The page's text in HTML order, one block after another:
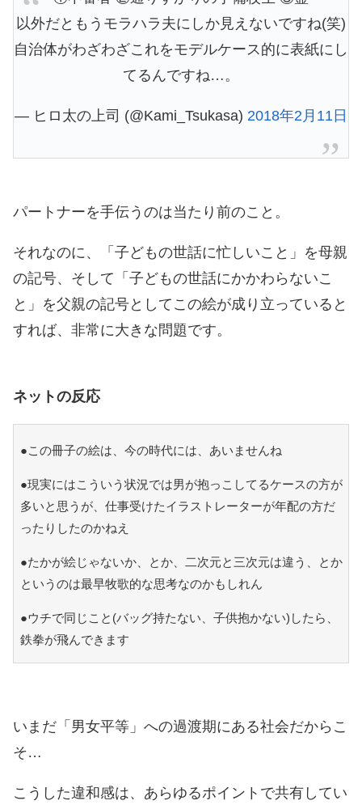
以外だともうモラハラ夫にしか見えないですね(笑)
自治体がわざわざこれをモデルケース的に表紙にし
てるんですね…。
— ヒロ太の上司 (@Kami_Tsukasa) 2018年2月11日
パートナーを手伝うのは当たり前のこと。
それなのに、「子どもの世話に忙しいこと」を母親
の記号、そして「子どもの世話にかかわらないこ
と」を父親の記号としてこの絵が成り立っていると
すれば、非常に大きな問題です。
ネットの反応
●この冊子の絵は、今の時代には、あいませんね
●現実にはこういう状況では男が抱っこしてるケースの方が
多いと思うが、仕事受けたイラストレーターが年配の方だ
ったりしたのかねえ
●たかが絵じゃないか、とか、二次元と三次元は違う、とか
というのは最早牧歌的な思考なのかもしれん
●ウチで同じこと(バッグ持たない、子供抱かない)したら、
鉄拳が飛んできます
いまだ「男女平等」への過渡期にある社会だからこ
そ…
こうした違和感は、あらゆるポイントで共有してい